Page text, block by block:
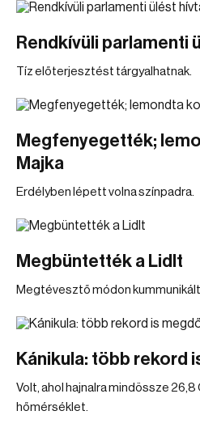
Rendkívüli parlamenti
Tíz előterjesztést tárgyalhatnak.
Megfenyegették;
Majka
Erdélyben lépett volna színpadra.
Megbüntették a Lidlt
Megtévesztő módon kummunikált
Kánikula: több rekord
Volt, ahol hajnalra mindössze
hőmérséklet.